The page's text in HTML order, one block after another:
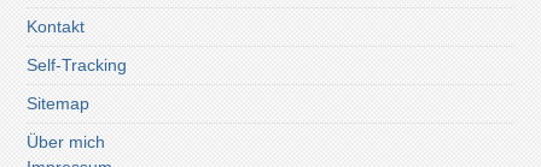
Kontakt
Self-Tracking
Sitemap
Über mich